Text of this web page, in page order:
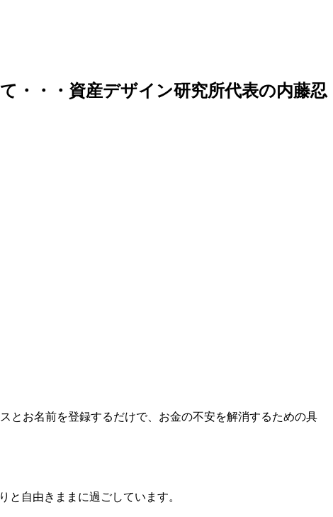
・・・資産デザイン研究所代表の内藤忍
とお名前を登録するだけで、お金の不安を解消するための具
自由きままに過ごしています。